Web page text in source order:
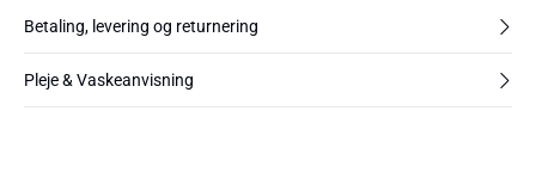
Betaling, levering og returnering
Pleje & Vaskeanvisning